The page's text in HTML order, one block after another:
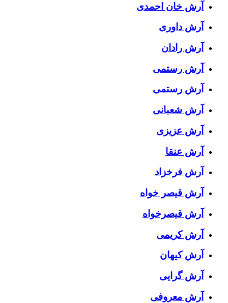
آرش خان احمدی
آرش داوری
آرش رادان
آرش رستمى
آرش رستمی
آرش شعبانی
آرش عزیزی
آرش عنقا
آرش فرخزاد
آرش قیصر خواه
آرش قیصرخواه
آرش کریمی
آرش کیهان
آرش گرایی
آرش معروفی